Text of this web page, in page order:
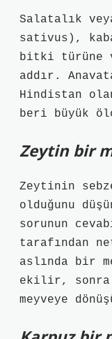
Salatalık
sativus),
bitki türüne
addır.
Hindistan
beri büyük
Zeytin bir
Zeytinin
olduğunu
sorunun
tarafından
aslında bir
ekilir, sonra
meyveye